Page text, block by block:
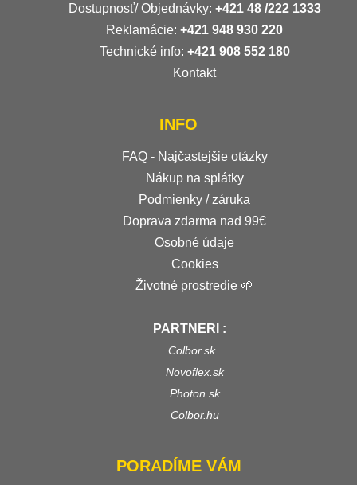
Dostupnosť/ Objednávky: +421 48 /222 1333
Reklamácie: +421 948 930 220
Technické info: +421 908 552 180
Kontakt
INFO
FAQ - Najčastejšie otázky
Nákup na splátky
Podmienky / záruka
Doprava zdarma nad 99€
Osobné údaje
Cookies
Životné prostredie 🌱
PARTNERI :
Colbor.sk
Novoflex.sk
Photon.sk
Colbor.hu
PORADÍME VÁM